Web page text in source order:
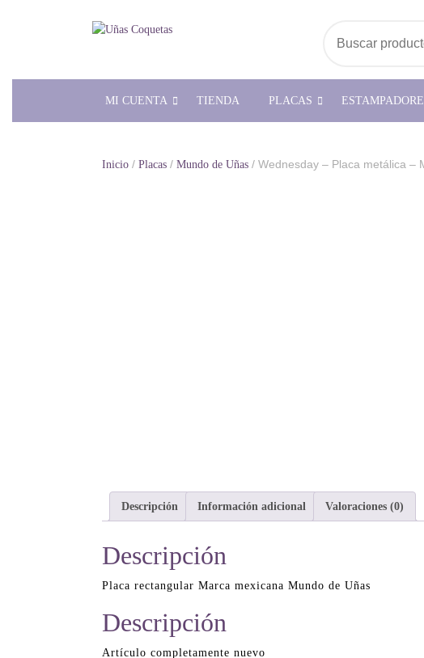
MI CUENTA TIENDA PLACAS
Inicio / Placas / Mundo de Uñas / Wednesday – Placa metálica –
Descripción Información adicional Valoraciones (0)
Descripción
Placa rectangular Marca mexicana Mundo de Uñas
Descripción
Artículo completamente nuevo